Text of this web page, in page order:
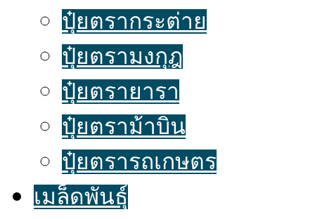
ปุ๋ยตรากระต่าย
ปุ๋ยตรามงกุฎ
ปุ๋ยตรายารา
ปุ๋ยตราม้าบิน
ปุ๋ยตรารถเกษตร
เมล็ดพันธุ์